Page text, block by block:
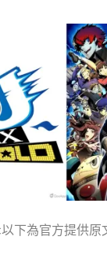
下為官方提供原